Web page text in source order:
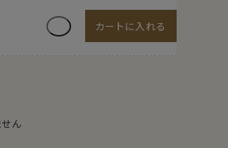
カートに入れる
ん